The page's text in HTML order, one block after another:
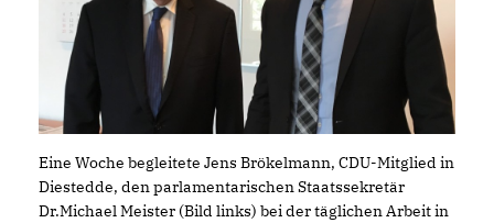
Eine Woche begleitete Jens Brökelmann, CDU-Mitglied in
Diestedde, den parlamentarischen Staatssekretär
Dr.Michael Meister (Bild links) bei der täglichen Arbeit in